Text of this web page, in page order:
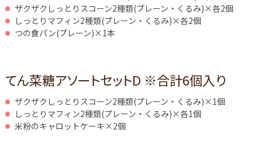
ザクザクしっとりスコーン2種類(プレーン・くるみ)×各2個
しっとりマフィン2種類(プレーン・くるみ)×各2個
つの食パン(プレーン)×1本
てん菜糖アソートセットD ※合計6個入り
ザクザクしっとりスコーン2種類(プレーン・くるみ)×1個
しっとりマフィン2種類(プレーン・くるみ)×各1個
米粉のキャロットケーキ×2個